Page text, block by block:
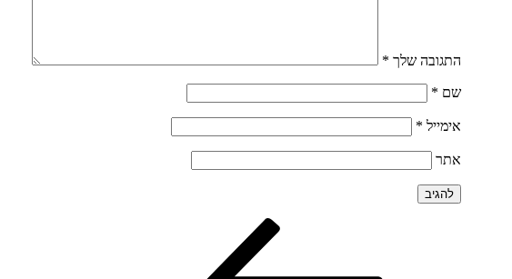
התגובה שלך *
שם *
אימייל *
אתר